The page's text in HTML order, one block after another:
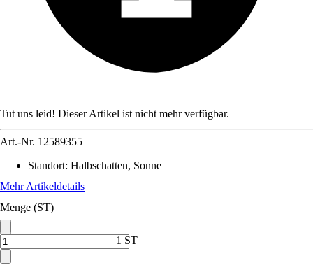
Tut uns leid! Dieser Artikel ist nicht mehr verfügbar.
Art.-Nr. 12589355
Standort: Halbschatten, Sonne
Mehr Artikeldetails
Menge (ST)
1 ST